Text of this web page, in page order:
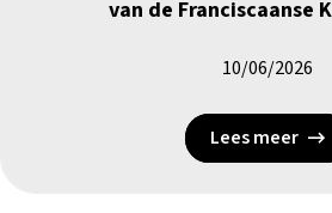
van de Franciscaanse
10/06/2026
Lees meer